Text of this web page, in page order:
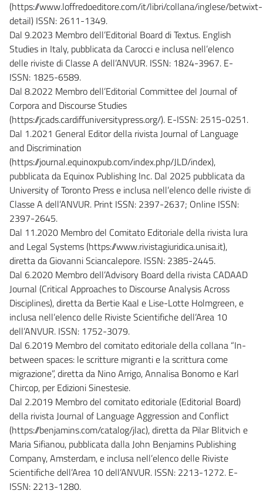
(https://www.loffredoeditore.com/it/libri/collana/inglese/betwixt-
detail) ISSN: 2611-1349.
Dal 9.2023 Membro dell’Editorial Board di Textus. English
Studies in Italy, pubblicata da Carocci e inclusa nell’elenco
delle riviste di Classe A dell’ANVUR. ISSN: 1824-3967. E-
ISSN: 1825-6589.
Dal 8.2022 Membro dell’Editorial Committee del Journal of
Corpora and Discourse Studies
(https://jcads.cardiffuniversitypress.org/). E-ISSN: 2515-0251.
Dal 1.2021 General Editor della rivista Journal of Language
and Discrimination
(https://journal.equinoxpub.com/index.php/JLD/index),
pubblicata da Equinox Publishing Inc. Dal 2025 pubblicata da
University of Toronto Press e inclusa nell’elenco delle riviste di
Classe A dell’ANVUR. Print ISSN: 2397-2637; Online ISSN:
2397-2645.
Dal 11.2020 Membro del Comitato Editoriale della rivista Iura
and Legal Systems (https://www.rivistagiuridica.unisa.it),
diretta da Giovanni Sciancalepore. ISSN: 2385-2445.
Dal 6.2020 Membro dell’Advisory Board della rivista CADAAD
Journal (Critical Approaches to Discourse Analysis Across
Disciplines), diretta da Bertie Kaal e Lise-Lotte Holmgreen, e
inclusa nell’elenco delle Riviste Scientifiche dell’Area 10
dell’ANVUR. ISSN: 1752-3079.
Dal 6.2019 Membro del comitato editoriale della collana “In-
between spaces: le scritture migranti e la scrittura come
migrazione”, diretta da Nino Arrigo, Annalisa Bonomo e Karl
Chircop, per Edizioni Sinestesie.
Dal 2.2019 Membro del comitato editoriale (Editorial Board)
della rivista Journal of Language Aggression and Conflict
(https://benjamins.com/catalog/jlac), diretta da Pilar Blitvich e
Maria Sifianou, pubblicata dalla John Benjamins Publishing
Company, Amsterdam, e inclusa nell’elenco delle Riviste
Scientifiche dell’Area 10 dell’ANVUR. ISSN: 2213-1272. E-
ISSN: 2213-1280.